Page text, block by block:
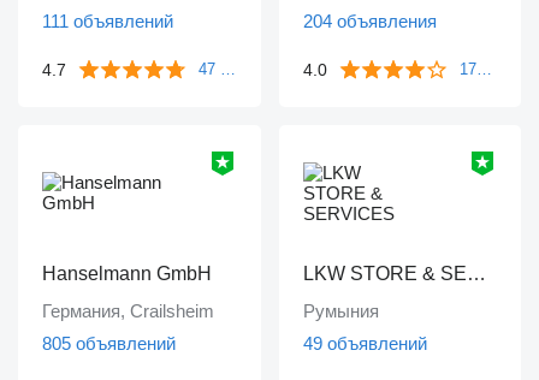
111 объявлений
4.7 47 отзывов
204 объявления
4.0 172 отзыва
Hanselmann GmbH
Германия, Crailsheim
805 объявлений
LKW STORE & SERVICES
Румыния
49 объявлений